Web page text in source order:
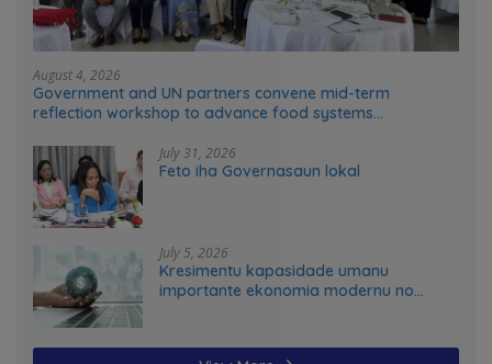
August 4, 2026
Government and UN partners convene mid-term
reflection workshop to advance food systems
July 31, 2026
Feto iha Governasaun lokal
July 5, 2026
Kresimentu kapasidade umanu
importante ekonomia modernu no